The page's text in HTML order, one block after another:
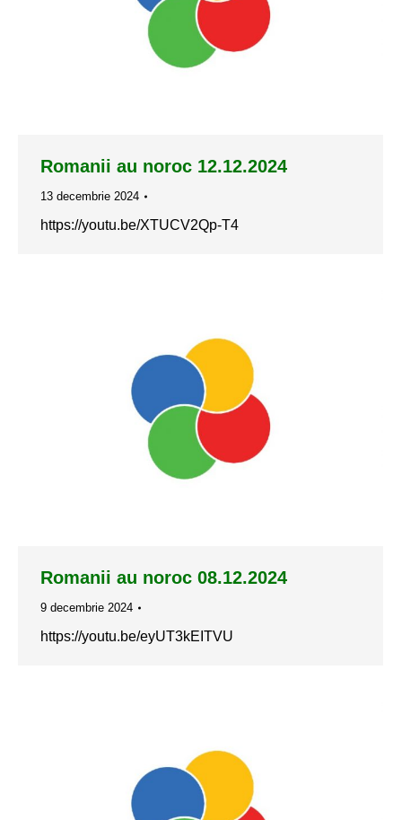
Romanii au noroc 12.12.2024
13 decembrie 2024
https://youtu.be/XTUCV2Qp-T4
Romanii au noroc 08.12.2024
9 decembrie 2024
https://youtu.be/eyUT3kEITVU